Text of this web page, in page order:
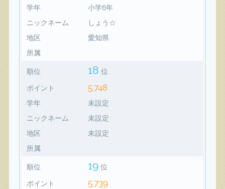
学年
小学6年
ニックネーム
しょう☆
地区
愛知県
所属
順位 18 位
ポイント 5,748
学年
未設定
ニックネーム
未設定
地区
未設定
所属
順位 19 位
ポイント 5,739